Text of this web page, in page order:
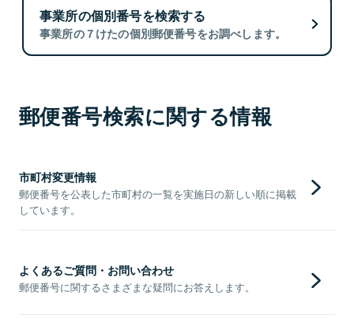
事業所の個別番号を検索する
事業所の７けたの個別郵便番号をお調べします。
郵便番号検索に関する情報
市町村変更情報
郵便番号を公表した市町村の一覧を実施日の新しい順に掲載
しています。
よくあるご質問・お問い合わせ
郵便番号に関するさまざまな疑問にお答えします。